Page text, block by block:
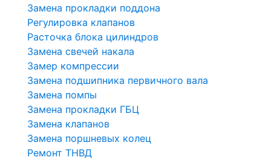
Замена прокладки поддона
Регулировка клапанов
Расточка блока цилиндров
Замена свечей накала
Замер компрессии
Замена подшипника первичного вала
Замена помпы
Замена прокладки ГБЦ
Замена клапанов
Замена поршневых колец
Ремонт ТНВД